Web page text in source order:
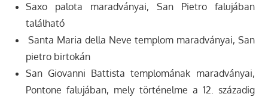
Saxo palota maradványai, San Pietro falujában
található
Santa Maria della Neve templom maradványai, San
pietro birtokán
San Giovanni Battista templomának maradványai,
Pontone falujában, mely történelme a 12. századig